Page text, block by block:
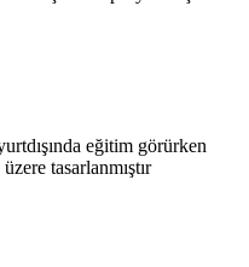
eğitim görürken
tasarlanmıştır